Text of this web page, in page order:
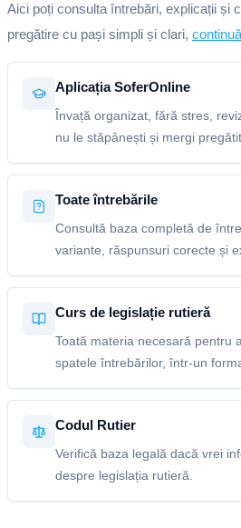
Aici poți consulta întrebări, explicații și
pregătire cu pași simpli și clari,
Aplicația SoferOnline
Învață organizat, fără stres,
nu le stăpânești și mergi
Toate întrebările
Consultă baza completă de
variante, răspunsuri corecte și
Curs de legislație rutieră
Toată materia necesară pentru
spatele întrebărilor, într-un
Codul Rutier
Verifică baza legală dacă vrei
despre legislația rutieră.